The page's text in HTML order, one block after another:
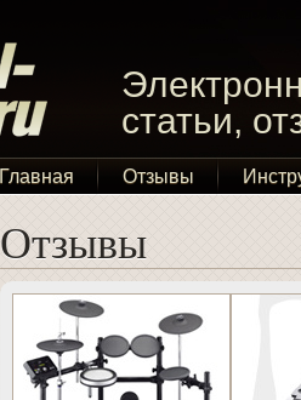
статьи,
Главная Отзывы
Отзывы